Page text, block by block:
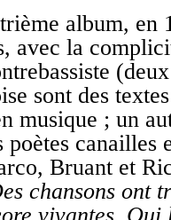
album, en
avec la
sont des
musique ; un
poètes canailles
Bruant et
chansons ont